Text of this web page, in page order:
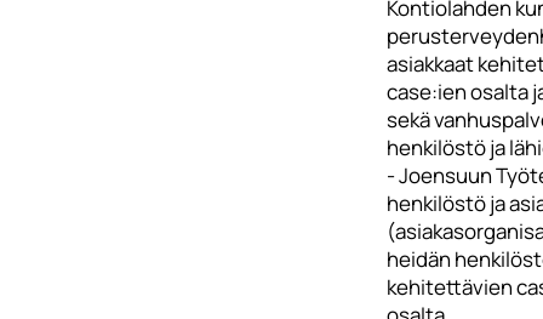
Kontiolahden
asiakkaat
case:ien osalta
sekä
henkilöstö ja
- Joensuun
henkilöstö ja
heidän
kehitettävien